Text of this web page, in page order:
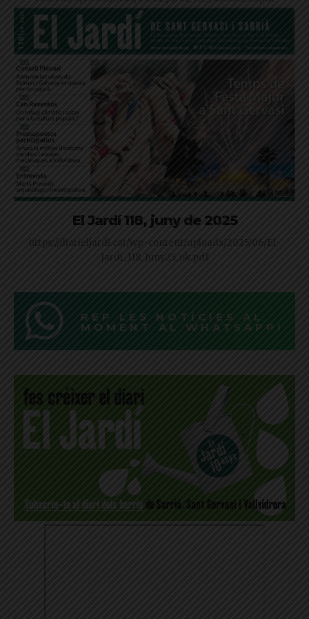
El Jardí 118, juny de 2025
https://diarieljardi.cat/wp-content/uploads/2025/06/El-
Jardi_118_Juny25_ok.pdf
REP LES NOTÍCIES AL
MOMENT AL WHATSAPP!